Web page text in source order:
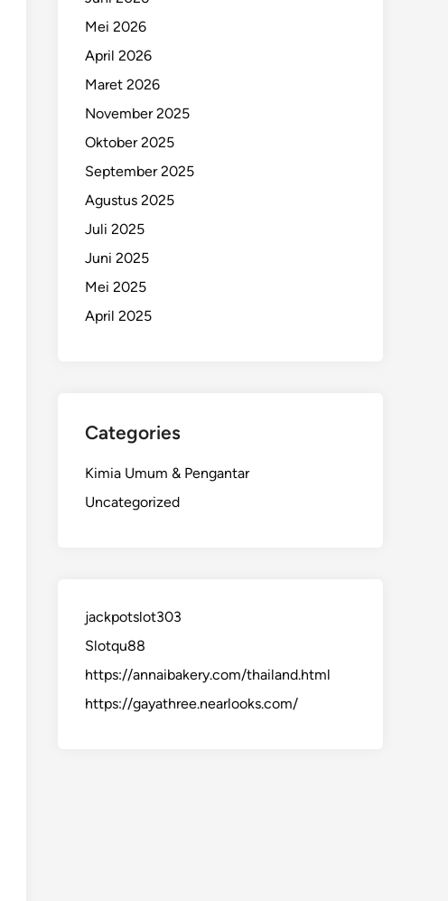
Mei 2026
April 2026
Maret 2026
November 2025
Oktober 2025
September 2025
Agustus 2025
Juli 2025
Juni 2025
Mei 2025
April 2025
Categories
Kimia Umum & Pengantar
Uncategorized
jackpotslot303
Slotqu88
https://annaibakery.com/thailand.html
https://gayathree.nearlooks.com/